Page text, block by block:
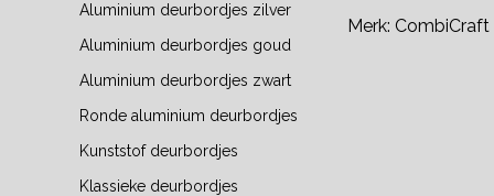
Aluminium deurbordjes zilver
Aluminium deurbordjes goud
Aluminium deurbordjes zwart
Ronde aluminium deurbordjes
Kunststof deurbordjes
Klassieke deurbordjes
Merk: CombiCraft